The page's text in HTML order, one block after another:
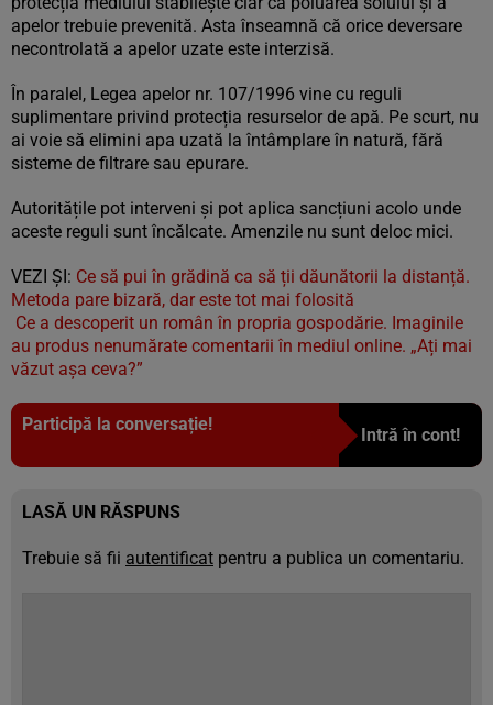
apelor trebuie prevenită. Asta înseamnă că orice deversare
necontrolată a apelor uzate este interzisă.
În paralel, Legea apelor nr. 107/1996 vine cu reguli
suplimentare privind protecția resurselor de apă. Pe scurt, nu
ai voie să elimini apa uzată la întâmplare în natură, fără
sisteme de filtrare sau epurare.
Autoritățile pot interveni și pot aplica sancțiuni acolo unde
aceste reguli sunt încălcate. Amenzile nu sunt deloc mici.
VEZI ȘI: Ce să pui în grădină ca să ții dăunătorii la distanță.
Metoda pare bizară, dar este tot mai folosită
Ce a descoperit un român în propria gospodărie. Imaginile
au produs nenumărate comentarii în mediul online. „Ați mai
văzut așa ceva?”
Participă la conversație!
Intră în cont!
LASĂ UN RĂSPUNS
Trebuie să fii autentificat pentru a publica un comentariu.